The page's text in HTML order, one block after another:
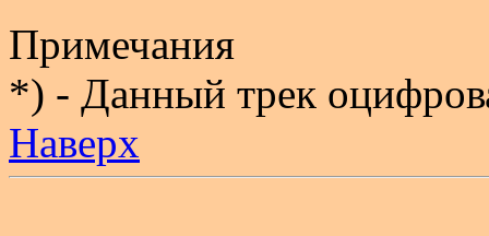
Примечания
*) - Данный трек
Наверх